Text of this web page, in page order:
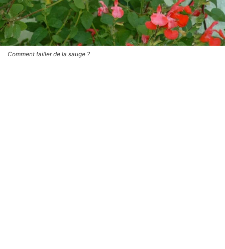
Comment tailler de la sauge ?